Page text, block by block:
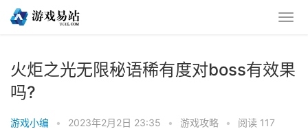
火炬之光无限秘语稀有度对boss有效果
吗?
游戏小编 • 2023年2月2日 23:35 • 游戏攻略 • 阅读 117